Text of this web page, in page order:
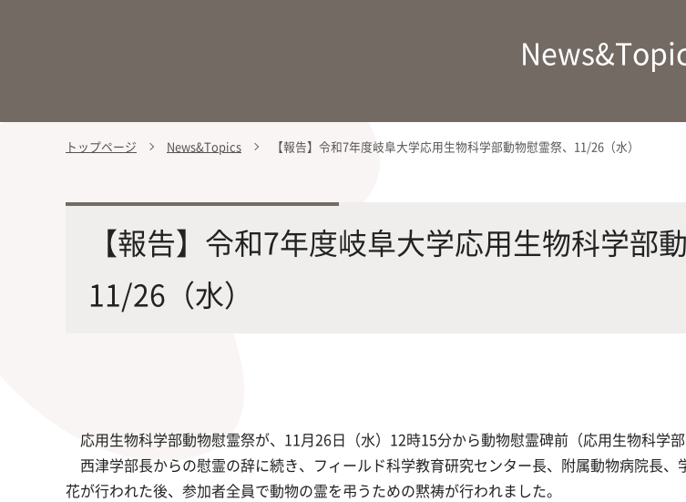
学部案内
学部・大学院の教育ビジョン、
沿革及び入試情報について
教育理念・教育目標
「専門的能力の要素」「達成
水準」「評価方法」
応用生命化学科
最先端の化学とバイオテクノロジー
を創造
食農生命科学科 生物
ーズに対
旧課程・コースはこちら 応用生命科学課程
大学院
修士課程・博士課程
連合獣医学研究科（博士課程
留学・国際交流
トップページ News&Topics 【報告】令和7年度岐阜大学応用生物科学部動物慰霊祭、11/26（水）
【報告】令和7年度岐阜大学応用生物科学部
11/26（水）
応用生物科学部動物慰霊祭が、11月26日（水）12時15分から動物慰霊碑前（応用生物科学部
西津学部長からの慰霊の辞に続き、フィールド科学教育研究センター長、附属動物病院長、
花が行われた後、参加者全員で動物の霊を弔うための黙祷が行われました。